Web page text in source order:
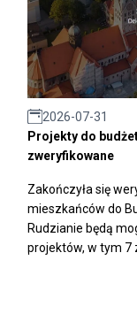
2026-07-31
Projekty do
zweryfikowane
Zakończyła się
mieszkańców do
Rudzianie będą
projektów, w tym 7